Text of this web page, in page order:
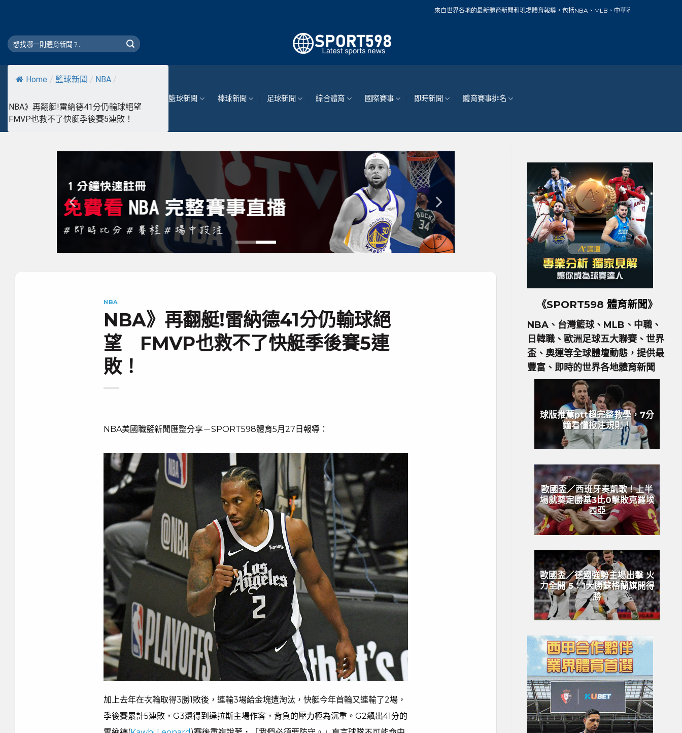
來自世界各地的最新體育新聞和現場體育報導，包括NBA、MLB、中華職棒、籃球、網球、足球、賽車、
Home / 籃球新聞 / NBA /
NBA》再翻艇!雷納德41分仍輸球絕望
FMVP也救不了快艇季後賽5連敗！
籃球新聞 棒球新聞 足球新聞 綜合體育 國際賽事 即時新聞 體育賽事排名
NBA
NBA》再翻艇!雷納德41分仍輸球絕
望 FMVP也救不了快艇季後賽5連
敗！
NBA美國職籃新聞匯整分享－SPORT598體育5月27日報導：
加上去年在次輪取得3勝1敗後，連輸3場給金塊遭淘汰，快艇今年首輪又連輸了2場，
季後賽累計5連敗，G3還得到達拉斯主場作客，背負的壓力極為沉重。G2飆出41分的
《SPORT598 體育新聞》
NBA、台灣籃球、MLB、中職、
日韓職、歐洲足球五大聯賽、世界
盃、奧運等全球體壇動態，提供最
豐富、即時的世界各地體育新聞
球版推薦ptt超完整教學，7分
鐘看懂投注規則！
歐國盃／西班牙奏凱歌！上半
場就奠定勝基3比0擊敗克羅埃
西亞
歐國盃／德國強勢主場出擊 火
力全開 5：1大勝蘇格蘭旗開得
勝